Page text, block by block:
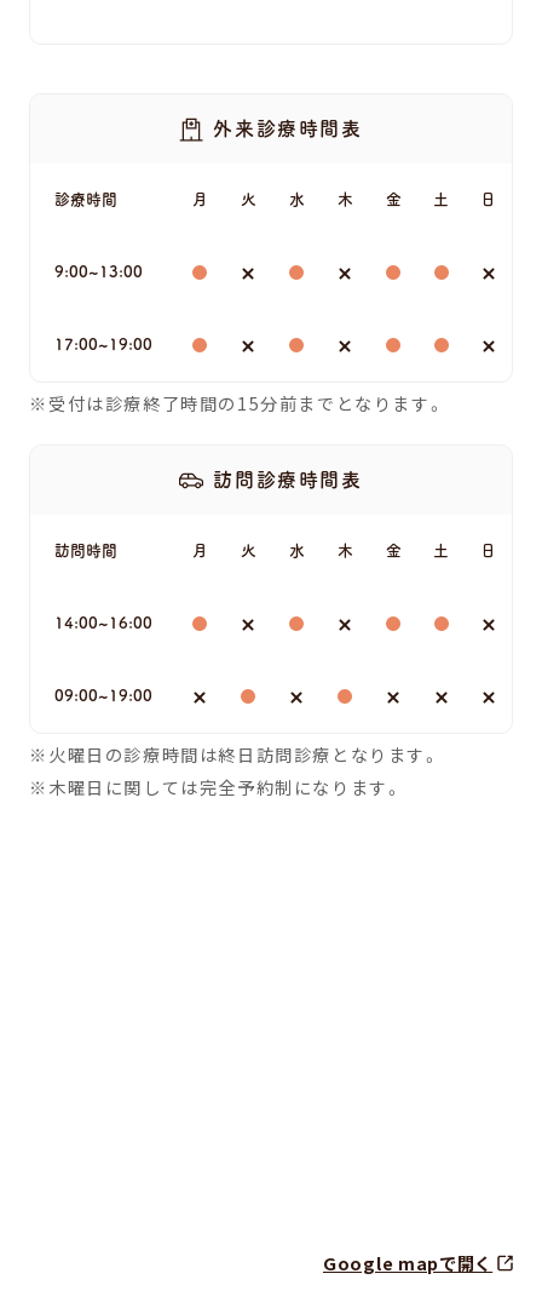
外来診療時間表
診療時間 月 火 水 木 金 土 日
9:00~13:00
17:00~19:00
受付は診療終了時間の15分前までとなります。
訪問診療時間表
訪問時間 月 火 水 木 金 土 日
14:00~16:00
09:00~19:00
火曜日の診療時間は終日訪問診療となります。
木曜日に関しては完全予約制になります。
Google mapで開く